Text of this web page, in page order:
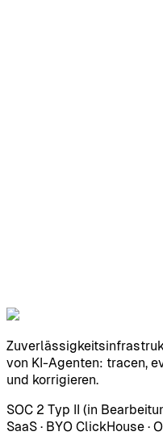
KI-Agenten-Monitoring
von KI-Agenten: tracen,
und korrigieren.
SOC 2 Typ II (in
SaaS · BYO ClickHouse ·